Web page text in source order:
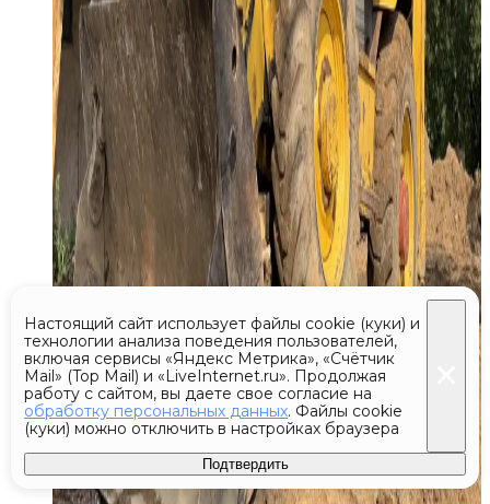
Настоящий сайт использует файлы cookie (куки) и
технологии анализа поведения пользователей,
включая сервисы «Яндекс Метрика», «Счётчик
Mail» (Top Mail) и «LiveInternet.ru». Продолжая
работу с сайтом, вы даете свое согласие на
обработку персональных данных. Файлы cookie
(куки) можно отключить в настройках браузера
Подтвердить